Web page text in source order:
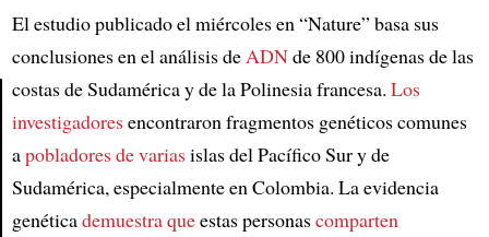
El estudio publicado el miércoles en “Nature” basa sus
conclusiones en el análisis de ADNde 800 indígenas de las
costas de Sudamérica y de la Polinesia francesa. Los
investigadoresencontraron fragmentos genéticos comunes
apobladores de variasislas del Pacífico Sur y de
Sudamérica, especialmente en Colombia. La evidencia
genéticademuestra queestas personascomparten